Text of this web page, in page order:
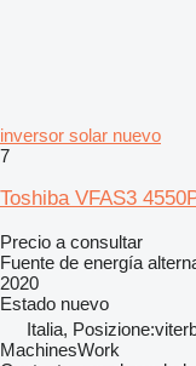
inversor solar nuevo
7
Toshiba VFAS3
Precio a consultar
Fuente de energía
2020
Estado nuevo
Italia,
MachinesWork